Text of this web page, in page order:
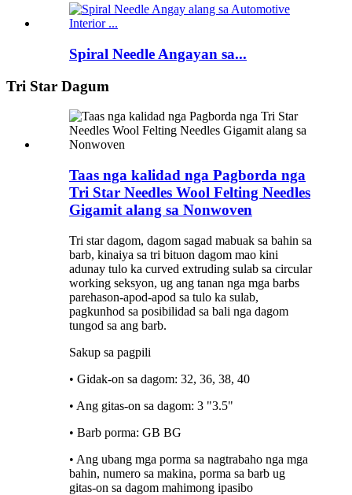
Spiral Needle Angayan sa...
Tri Star Dagum
Taas nga kalidad nga Pagborda nga
Tri Star Needles Wool Felting Needles
Gigamit alang sa Nonwoven
Tri star dagom, dagom sagad mabuak sa bahin sa
barb, kinaiya sa tri bituon dagom mao kini
adunay tulo ka curved extruding sulab sa circular
working seksyon, ug ang tanan nga mga barbs
parehason-apod-apod sa tulo ka sulab,
pagkunhod sa posibilidad sa bali nga dagom
tungod sa ang barb.
Sakup sa pagpili
• Gidak-on sa dagom: 32, 36, 38, 40
• Ang gitas-on sa dagom: 3 "3.5"
• Barb porma: GB BG
• Ang ubang mga porma sa nagtrabaho nga mga
bahin, numero sa makina, porma sa barb ug
gitas-on sa dagom mahimong ipasibo